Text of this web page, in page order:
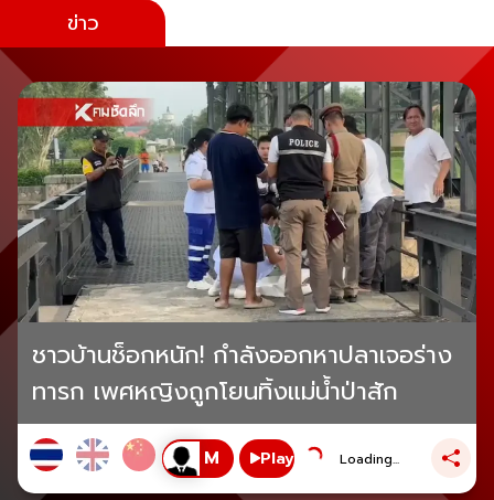
ข่าว
ชาวบ้านช็อกหนัก! กำลังออกหาปลาเจอร่าง
ทารก เพศหญิงถูกโยนทิ้งแม่น้ำป่าสัก
Play Loading...